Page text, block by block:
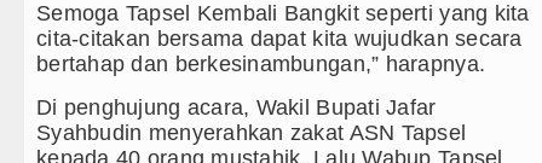
Semoga Tapsel Kembali Bangkit seperti yang kita
cita-citakan bersama dapat kita wujudkan secara
bertahap dan berkesinambungan,” harapnya.
Di penghujung acara, Wakil Bupati Jafar
Syahbudin menyerahkan zakat ASN Tapsel